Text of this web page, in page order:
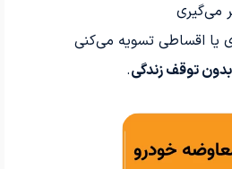
می‌گیری
یا اقساطی تسویه می‌کنی
بدون توقف زندگی.